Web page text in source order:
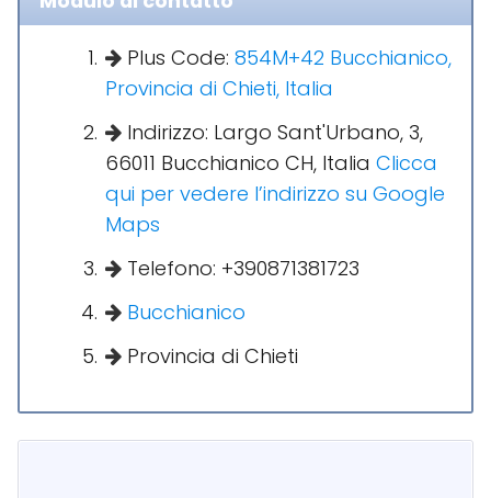
Plus Code: 854M+42 Bucchianico,
Provincia di Chieti, Italia
Indirizzo: Largo Sant'Urbano, 3,
66011 Bucchianico CH, Italia Clicca
qui per vedere l’indirizzo su Google
Maps
Telefono: +390871381723
Bucchianico
Provincia di Chieti